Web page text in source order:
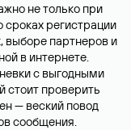
не только при
регистрации
выборе партнеров и
в интернете.
с выгодными
стоит проверить
— веский повод
сообщения.